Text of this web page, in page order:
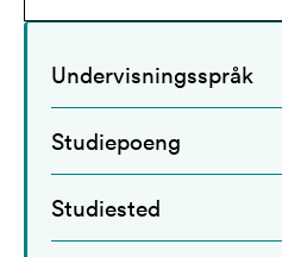
Undervisningsspråk
Studiepoeng
Studiested